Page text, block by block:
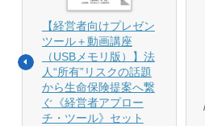
【経営者向けプレゼン
ツール＋動画講座
（USBメモリ版）】法
人“所有”リスクの話題
から生命保険提案へ繋
ぐ《経営者アプロー
チ・ツール》セット